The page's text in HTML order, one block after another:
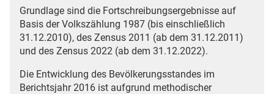
Grundlage sind die Fortschreibungsergebnisse auf
Basis der Volkszählung 1987 (bis einschließlich
31.12.2010), des Zensus 2011 (ab dem 31.12.2011)
und des Zensus 2022 (ab dem 31.12.2022).
Die Entwicklung des Bevölkerungsstandes im
Berichtsjahr 2016 ist aufgrund methodischer